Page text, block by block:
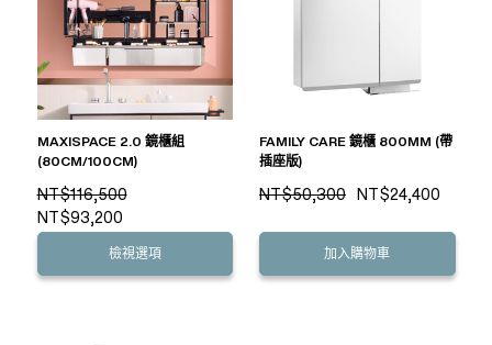
MAXISPACE 2.0 鏡櫃組
(80CM/100CM)
NT$116,500
NT$93,200
檢視選項
FAMILY CARE 鏡櫃 800MM (帶
插座版)
NT$50,300 NT$24,400
加入購物車